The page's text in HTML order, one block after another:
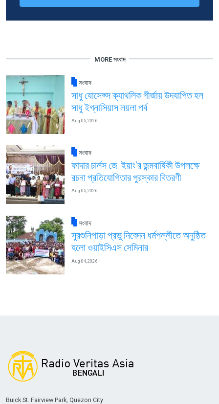
MORE সংবাদ
সংবাদ
সাধু যোসেফ্স ক্যাথলিক গীর্জায় উদযাপিত হল
সাধু ইগ্নাসিয়াস লয়লা পর্ব
Aug 05, 2026
সংবাদ
ফাদার চার্লস জে. ইয়াং’র জন্মবার্ষিকী উপলক্ষে
রচনা প্রতিযোগিতার পুরস্কার বিতরণী
Aug 05, 2026
সংবাদ
সুরশুনিপাড়া প্রভু নিবেদন ধর্মপল্লীতে অনুষ্ঠিত
হলো ওয়াইসিএস সেমিনার
Aug 04, 2026
Buick St. Fairview Park, Quezon City